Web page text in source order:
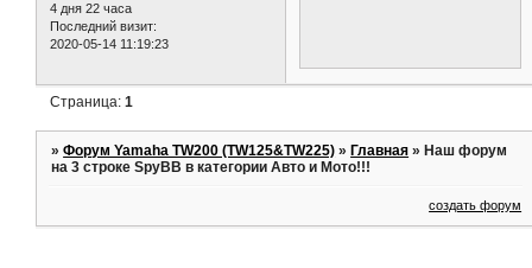
4 дня 22 часа
Последний визит:
2020-05-14 11:19:23
Страница:1
»Форум Yamaha TW200 (TW125&TW225) » Главная » Наш форум
на 3 строке SpyBB в категории Авто и Мото!!!
создать форум